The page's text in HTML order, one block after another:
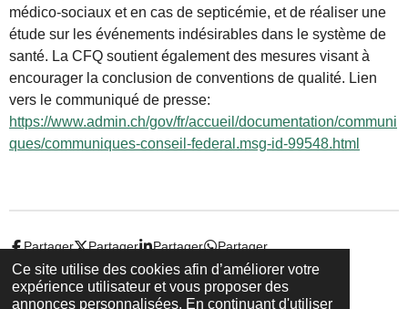
Ce site utilise des cookies afin d’améliorer votre
expérience utilisateur et vous proposer des
annonces personnalisées. En continuant d'utiliser
médico-sociaux et en cas de septicémie, et de réaliser une
étude sur les événements indésirables dans le système de
santé. La CFQ soutient également des mesures visant à
encourager la conclusion de conventions de qualité. Lien
vers le communiqué de presse:
https://www.admin.ch/gov/fr/accueil/documentation/communi
ques/communiques-conseil-federal.msg-id-99548.html
Partager Partager Partager Partager
© 2022 - 2026 Droit-et-sante.ch